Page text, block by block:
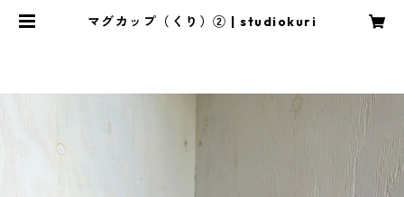
マグカップ（くり）② | studiokuri